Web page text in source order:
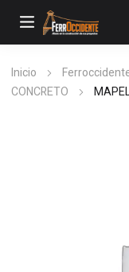
Inicio
CONCRETO